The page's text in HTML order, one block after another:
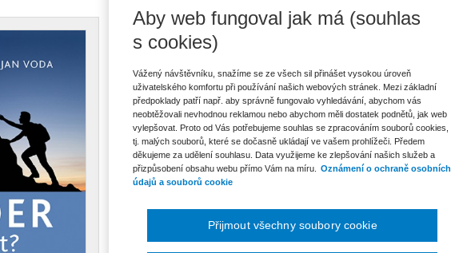
Vydavatel Wolters Kluwer
Typ publikace monografie
Datum vydání 6/2023
Vazba brožovaná
Počet stran 336
978-80-7676-707-2
Aby web fungoval jak má (souhlas
s cookies)
Vážený návštěvníku, snažíme se ze všech sil přinášet vysokou úroveň
uživatelského komfortu při používání našich webových stránek. Mezi základní
předpoklady patří např. aby správně fungovalo vyhledávání, abychom vás
neobtěžovali nevhodnou reklamou nebo abychom měli dostatek podnětů, jak web
vylepšovat. Proto od Vás potřebujeme souhlas se zpracováním souborů cookies,
tj. malých souborů, které se dočasně ukládají ve vašem prohlížeči. Předem
děkujeme za udělení souhlasu. Data využijeme ke zlepšování našich služeb a
přizpůsobení obsahu webu přímo Vám na míru.
Oznámení o ochraně osobních
údajů a souborů cookie
Přijmout všechny soubory cookie